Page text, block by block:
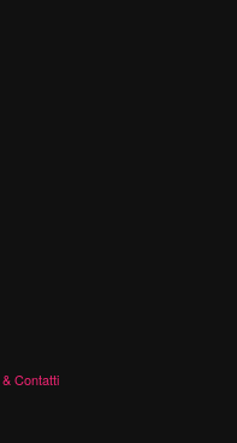
Contatti